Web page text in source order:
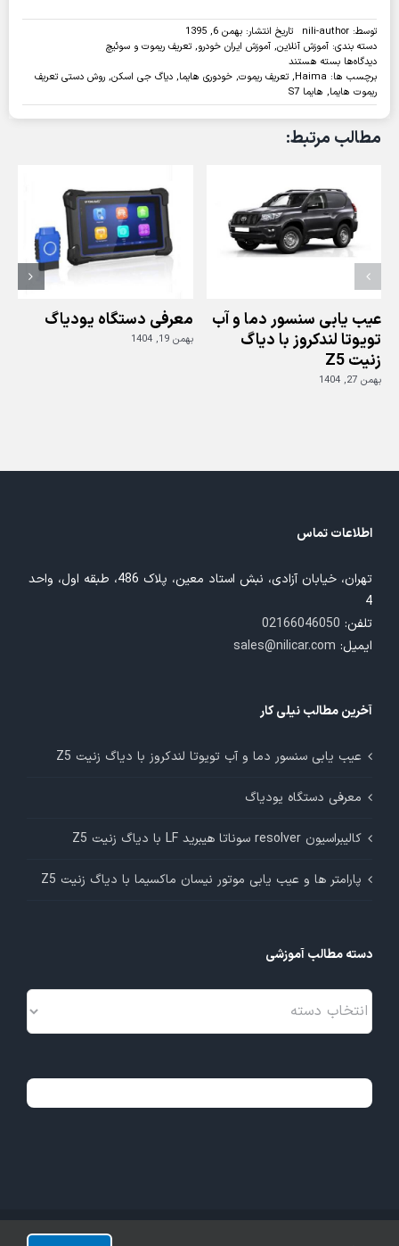
توسط: nili-author
تاریخ انتشار: بهمن 6, 1395
دسته بندی: آموزش آنلاین, آموزش ایران خودرو, تعریف ریموت و سوئیچ
دیدگاه‌ها برای
تعریف
ریموت
خودروی
هایما
S7
بسته هستند
برچسب ها: Haima
, تعریف ریموت, خودوری هایما, دیاگ جی اسکن, روش دستی تعریف
ریموت هایما, هایما S7
مطالب مرتبط:
عیب یابی سنسور دما و آب
تویوتا لندکروز با دیاگ
زنیت Z5
بهمن 27, 1404
معرفی دستگاه یودیاگ
بهمن 19, 1404
اطلاعات تماس
تهران، خیابان آزادی، نبش استاد معین، پلاک 486، طبقه اول، واحد
4
تلفن: 02166046050
ایمیل: sales@nilicar.com
آخرین مطالب نیلی کار
عیب یابی سنسور دما و آب تویوتا لندکروز با دیاگ زنیت Z5
معرفی دستگاه یودیاگ
کالیبراسیون resolver سوناتا هیبرید LF با دیاگ زنیت Z5
پارامتر ها و عیب یابی موتور نیسان ماکسیما با دیاگ زنیت Z5
دسته مطالب آموزشی
دسته
مطالب
تمامی حقوق این وبسایت متعلق به شرکت نیلی‌کار آزمون می‌باشد.